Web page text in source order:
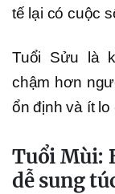
tế lại có cuộc
Tuổi Sửu là
chậm hơn
ổn định và ít
Tuổi Mùi:
dễ sung